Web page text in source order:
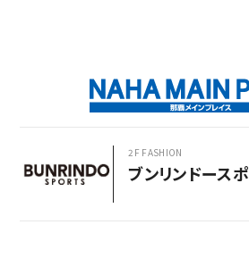
2F FASHION
ブンリンドース